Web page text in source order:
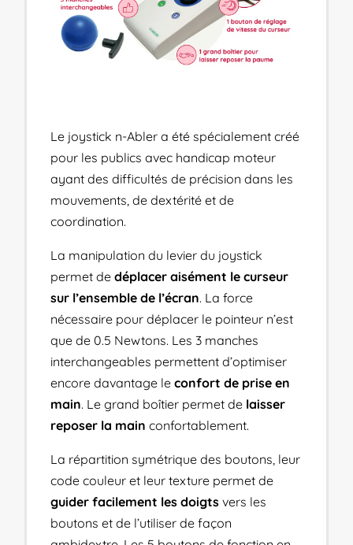
Le joystick n-Abler a été spécialement créé
pour les publics avec handicap moteur
ayant des difficultés de précision dans les
mouvements, de dextérité et de
coordination.
La manipulation du levier du joystick
permet dedéplacer aisément le curseur
sur l’ensemble de l’écran. La force
nécessaire pour déplacer le pointeur n’est
que de 0.5 Newtons. Les 3 manches
interchangeables permettent d’optimiser
encore davantage le confort de prise en
main. Le grand boîtier permet de laisser
reposer la mainconfortablement.
La répartition symétrique des boutons, leur
code couleur et leur texture permet de
guider facilement les doigts vers les
boutons et de l’utiliser de façon